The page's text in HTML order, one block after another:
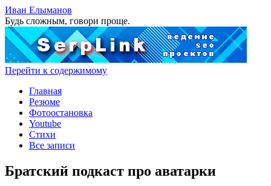
Иван Елыманов
Будь сложным, говори проще.
Перейти к содержимому
Главная
Резюме
Фотоостановка
Youtube
Стихи
Все записи
Братский подкаст про аватарки